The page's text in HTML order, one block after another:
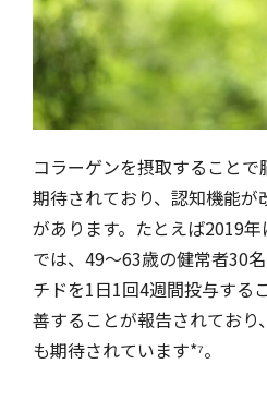
コラーゲンを摂取すること
期待されており、認知機能
があります。たとえば2019
では、49～63歳の健常者30
チドを1日1回4週間投与する
善することが報告されてお
も期待されています*⁷。